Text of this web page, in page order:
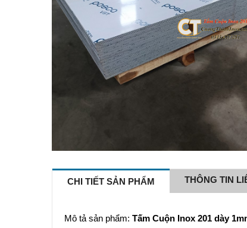
CHI TIẾT SẢN PHẨM THÔNG TIN
Mô tả sản phẩm: Tấm Cuộn Inox 201 dày